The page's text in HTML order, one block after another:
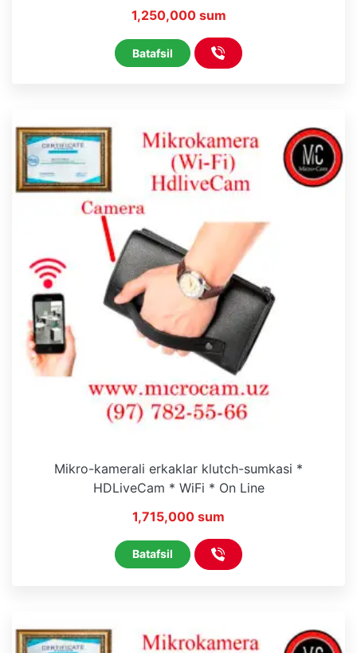
1,250,000 sum
Batafsil
Mikro-kamerali erkaklar klutch-sumkasi *
HDLiveCam * WiFi * On Line
1,715,000 sum
Batafsil